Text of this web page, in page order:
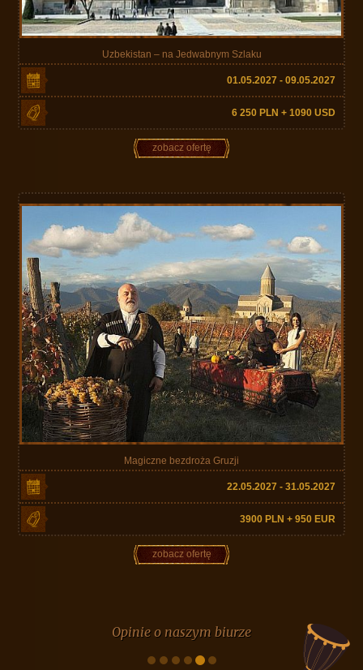
Uzbekistan – na Jedwabnym Szlaku
01.05.2027 - 09.05.2027
6 250 PLN + 1090 USD
zobacz ofertę
Magiczne bezdroża Gruzji
22.05.2027 - 31.05.2027
3900 PLN + 950 EUR
zobacz ofertę
Opinie o naszym biurze